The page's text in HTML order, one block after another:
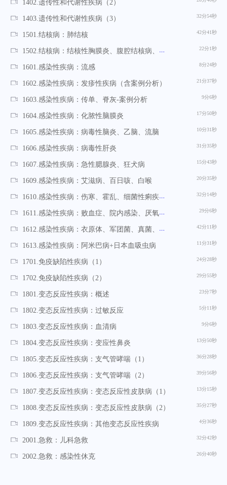
1402.遗传性和代谢性疾病（2）
32分54秒
1403.遗传性和代谢性疾病（3）
42分41秒
1501.结核病：肺结核
22分1秒
1502.结核病：结核性胸膜炎、腹腔结核病、周围淋巴结结核
8分24秒
1601.感染性疾病：流感
21分37秒
1602.感染性疾病：发疹性疾病（含案例分析）
9分6秒
1603.感染性疾病：传单、脊灰-案例分析
17分50秒
1604.感染性疾病：化脓性脑膜炎
10分31秒
1605.感染性疾病：病毒性脑炎、乙脑、流脑
31分35秒
1606.感染性疾病：病毒性肝炎
15分43秒
1607.感染性疾病：急性腮腺炎、狂犬病
20分35秒
1609.感染性疾病：艾滋病、百日咳、白喉
32分14秒
1610.感染性疾病：伤寒、霍乱、细菌性痢疾、食物中毒
29分6秒
1611.感染性疾病：败血症、院内感染、厌氧菌感染、淋病、支原体感染
42分11秒
1612.感染性疾病：衣原体、军团菌、真菌、钩端螺旋体、立克次体、蛔虫、钩虫、蛲虫、弓形虫、疟疾
11分31秒
1613.感染性疾病：阿米巴病+日本血吸虫病
24分28秒
1701.免疫缺陷性疾病（1）
29分55秒
1702.免疫缺陷性疾病（2）
23分7秒
1801.变态反应性疾病：概述
5分11秒
1802.变态反应性疾病：过敏反应
9分6秒
1803.变态反应性疾病：血清病
13分50秒
1804.变态反应性疾病：变应性鼻炎
36分28秒
1805.变态反应性疾病：支气管哮喘（1）
39分56秒
1806.变态反应性疾病：支气管哮喘（2）
13分15秒
1807.变态反应性疾病：变态反应性皮肤病（1）
35分27秒
1808.变态反应性疾病：变态反应性皮肤病（2）
4分36秒
1809.变态反应性疾病：其他变态反应性疾病
32分42秒
2001.急救：儿科急救
26分40秒
2002.急救：感染性休克